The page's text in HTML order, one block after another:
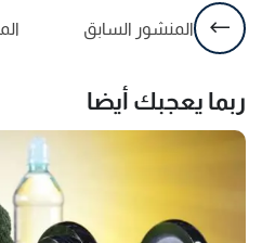
المنشور السابق
ربما يعجبك أيضا